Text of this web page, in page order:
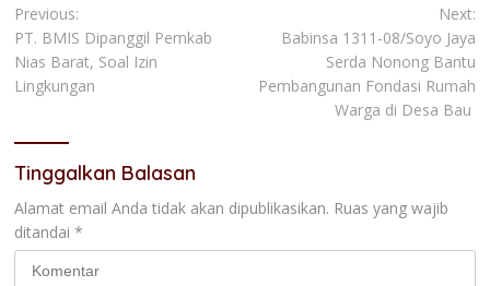
Navigasi
pos
Previous:
PT. BMIS Dipanggil Pemkab
Nias Barat, Soal Izin
Lingkungan
Next:
Babinsa 1311-08/Soyo Jaya
Serda Nonong Bantu
Pembangunan Fondasi Rumah
Warga di Desa Bau
Tinggalkan Balasan
Alamat email Anda tidak akan dipublikasikan. Ruas yang wajib
ditandai *